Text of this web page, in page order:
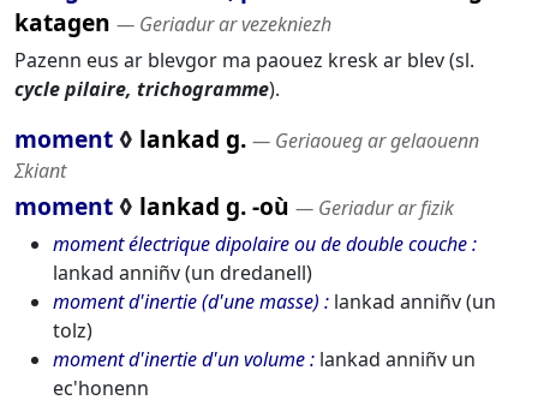
katagen ― Geriadur ar vezekniezh
Pazenn eus ar blevgor ma paouez kresk ar blev (sl.
cycle pilaire, trichogramme).
moment ◊ lankad g. ― Geriaoueg ar gelaouenn
Σkiant
moment ◊ lankad g. -où ― Geriadur ar fizik
moment électrique dipolaire ou de double couche
lankad anniñv (un dredanell)
moment d'inertie (d'une masse)
lankad anniñv (un
tolz)
moment d'inertie d'un volume lankad anniñv un
ec'honenn